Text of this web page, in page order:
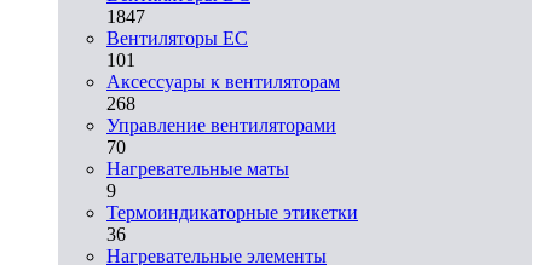
1847
Вентиляторы EC
101
Аксессуары к вентиляторам
268
Управление вентиляторами
70
Нагревательные маты
9
Термоиндикаторные этикетки
36
Нагревательные элементы